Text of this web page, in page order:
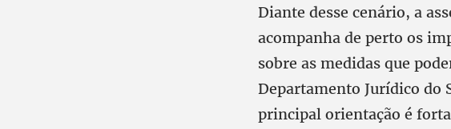
Diante desse cenário, a
acompanha de perto os
sobre as medidas que
Departamento Jurídico do
principal orientação é